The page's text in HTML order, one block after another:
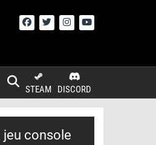
DISCORD
STEAM
jeu console